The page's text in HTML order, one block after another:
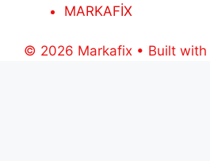
MARKAFİX
© 2026 Markafix • Built with